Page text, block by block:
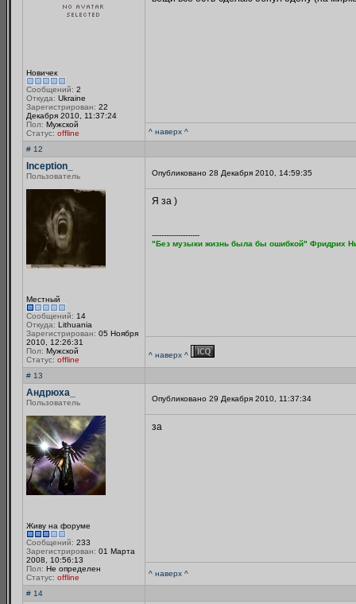
Новичек
Сообщений: 2
Откуда: Ukraine
Зарегистрирован: 22
Декабря 2010, 11:37:24
Пол: Мужской
Статус: offline
^ наверх ^
# 12
Inception_
Пользователь
Местный
Сообщений: 14
Откуда: Lithuania
Зарегистрирован: 05 Ноября
2010, 12:26:31
Пол: Мужской
Статус: offline
Опубликовано 28 Декабря 2010, 14:59:35
Я за )
--------------------
"Без музыки жизнь была бы ошибкой" Фридрих
^ наверх ^
# 13
Андрюха_
Пользователь
Живу на форуме
Сообщений: 233
Зарегистрирован: 01 Марта
2008, 10:56:13
Пол: Не определен
Статус: offline
Опубликовано 29 Декабря 2010, 11:37:34
за
^ наверх ^
# 14